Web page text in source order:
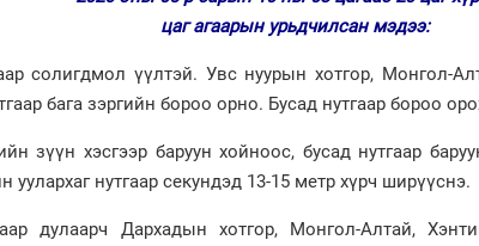
цаг агаарын урьдчилсан мэдээ:
солигдмол үүлтэй. Увс нуурын хотгор, Монгол-
бага зэргийн бороо орно. Бусад нутгаар бороо
зүүн хэсгээр баруун хойноос, бусад нутгаар
уулархаг нутгаар секундэд 13-15 метр хүрч ширүүснэ.
дулаарч Дархадын хотгор, Монгол-Алтай,